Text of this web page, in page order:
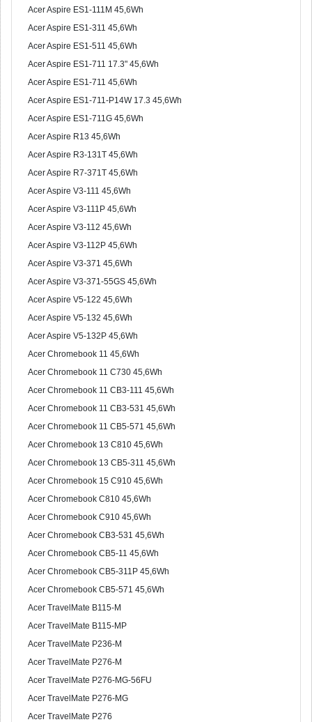
Acer Aspire ES1-111M 45,6Wh
Acer Aspire ES1-311 45,6Wh
Acer Aspire ES1-511 45,6Wh
Acer Aspire ES1-711 17.3" 45,6Wh
Acer Aspire ES1-711 45,6Wh
Acer Aspire ES1-711-P14W 17.3 45,6Wh
Acer Aspire ES1-711G 45,6Wh
Acer Aspire R13 45,6Wh
Acer Aspire R3-131T 45,6Wh
Acer Aspire R7-371T 45,6Wh
Acer Aspire V3-111 45,6Wh
Acer Aspire V3-111P 45,6Wh
Acer Aspire V3-112 45,6Wh
Acer Aspire V3-112P 45,6Wh
Acer Aspire V3-371 45,6Wh
Acer Aspire V3-371-55GS 45,6Wh
Acer Aspire V5-122 45,6Wh
Acer Aspire V5-132 45,6Wh
Acer Aspire V5-132P 45,6Wh
Acer Chromebook 11 45,6Wh
Acer Chromebook 11 C730 45,6Wh
Acer Chromebook 11 CB3-111 45,6Wh
Acer Chromebook 11 CB3-531 45,6Wh
Acer Chromebook 11 CB5-571 45,6Wh
Acer Chromebook 13 C810 45,6Wh
Acer Chromebook 13 CB5-311 45,6Wh
Acer Chromebook 15 C910 45,6Wh
Acer Chromebook C810 45,6Wh
Acer Chromebook C910 45,6Wh
Acer Chromebook CB3-531 45,6Wh
Acer Chromebook CB5-11 45,6Wh
Acer Chromebook CB5-311P 45,6Wh
Acer Chromebook CB5-571 45,6Wh
Acer TravelMate B115-M
Acer TravelMate B115-MP
Acer TravelMate P236-M
Acer TravelMate P276-M
Acer TravelMate P276-MG-56FU
Acer TravelMate P276-MG
Acer TravelMate P276